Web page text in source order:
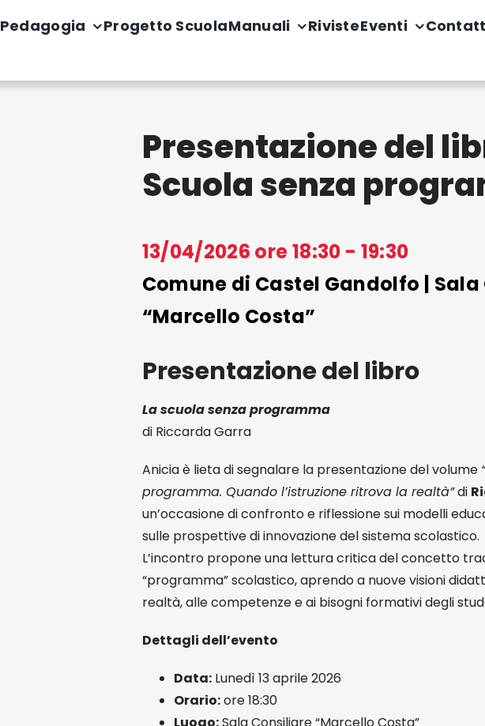
Pedagogia Progetto ScuolaManuali RivisteEventi
Presentazione del
Scuola senza
13/04/2026 ore 18:30 - 19:30
Comune di Castel Gandolfo |
“Marcello Costa”
Presentazione del libro
La scuola senza programma
di Riccarda Garra
Anicia è lieta di segnalare la presentazione del volume
programma. Quando l’istruzione ritrova la realtà”di
un’occasione di confronto e riflessione sui modelli
sulle prospettive di innovazione del sistema scolastico.
L’incontro propone una lettura critica del concetto
“programma” scolastico, aprendo a nuove visioni
realtà, alle competenze e ai bisogni formativi degli
Dettagli dell’evento
Data:Lunedì 13 aprile 2026
Orario:ore 18:30